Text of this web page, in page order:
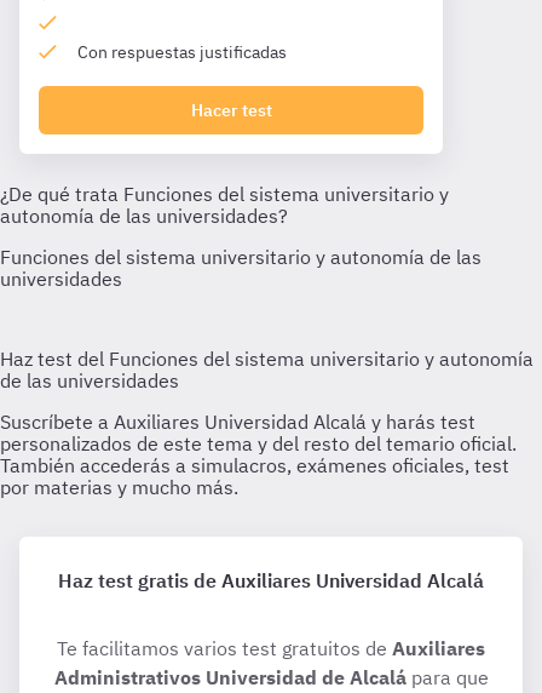
Con respuestas justificadas
Hacer test
Haz test gratis de Auxiliares Universidad Alcalá
Te facilitamos varios test gratuitos de Auxiliares
Administrativos Universidad de Alcalápara que